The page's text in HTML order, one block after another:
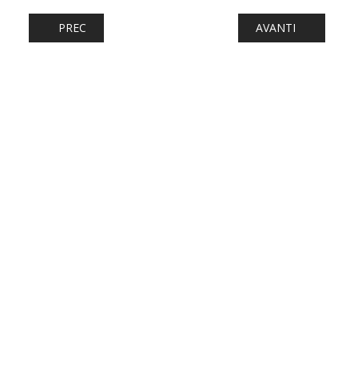
ARTICOLO PRECEDENTE: FERROVIE: LAVORO TRA I
PREC ARTICOLO
AVANTI